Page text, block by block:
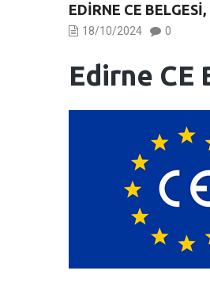
EDIRNE CE
18/10/2024 0
Edirne CE